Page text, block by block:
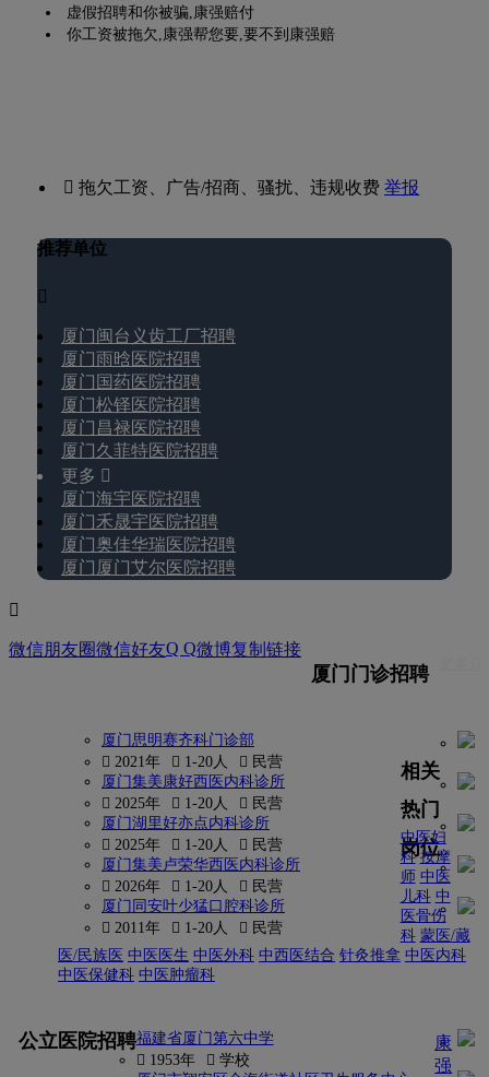
虚假招聘和你被骗,康强赔付
你工资被拖欠,康强帮您要,要不到康强赔
 拖欠工资、广告/招商、骚扰、违规收费举报
推荐单位

厦门闽台义齿工厂招聘
厦门雨晗医院招聘
厦门国药医院招聘
厦门松铎医院招聘
厦门昌禄医院招聘
厦门久菲特医院招聘
更多 
厦门海宇医院招聘
厦门禾晟宇医院招聘
厦门奥佳华瑞医院招聘
厦门厦门艾尔医院招聘

微信朋友圈微信好友Q Q微博复制链接
厦门门诊招聘
厦门思明赛齐科门诊部
 2021年
 1-20人
 民营
厦门集美康好西医内科诊所
 2025年
 1-20人
 民营
厦门湖里好亦点内科诊所
 2025年
 1-20人
 民营
厦门集美卢荣华西医内科诊所
 2026年
 1-20人
 民营
厦门同安叶少猛口腔科诊所
 2011年
 1-20人  民营
相关
热门
岗位
中医妇
科 按摩
师 中医
儿科 中
医骨伤
科 蒙医/藏
医/民族医 中医医生 中医外科 中西医结合 针灸推拿 中医内科
中医保健科 中医肿瘤科
公立医院招聘福建省厦门第六中学
 1953年
 学校
康
强